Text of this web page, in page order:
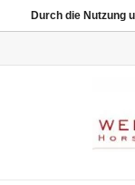
Durch die Nutzung